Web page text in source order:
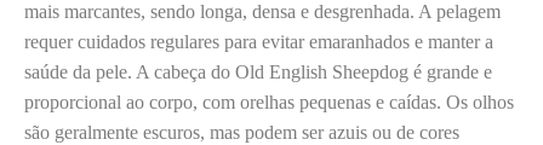
mais marcantes, sendo longa, densa e desgrenhada. A pelagem
requer cuidados regulares para evitar emaranhados e manter a
saúde da pele. A cabeça do Old English Sheepdog é grande e
proporcional ao corpo, com orelhas pequenas e caídas. Os olhos
são geralmente escuros, mas podem ser azuis ou de cores